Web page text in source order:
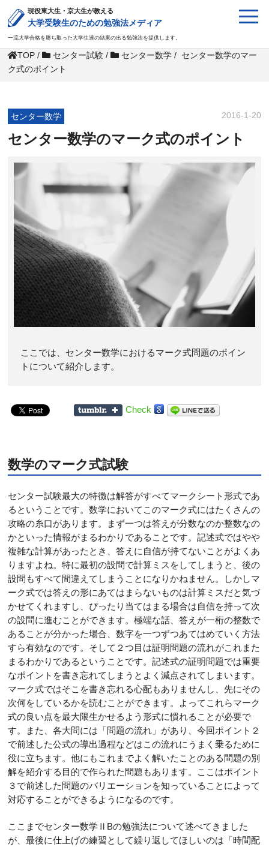
現役東大生・京大生が教える
大学受験生のための勉強法メディア
一流大学合格を勝ち取った大学生達の結果の出る勉強法を提供します。
TOP / センター試験 / センター数学 / センター数学のマー
ク式のポイント
センター数学 2016-1-20
センター数学のマーク式のポイント
ここでは、センター数学におけるマーク式問題のポイン
トについて紹介します。
Check
数学のマーク式試験
センター試験最大の特徴は解答がすべてマークシート形式であ
るということです。数学においてこのマーク式にはたくさんの
攻略の糸口があります。まず一つは答えが分数なのか整数なの
かといった情報がまるわかりであることです。記述式ではやや
複雑な計算があったとき、答えに自信が持てないことがよくあ
りますよね。特に最初の設問で計算ミスをしてしまうと、後の
設問もすべて間違えてしまうことになりかねません。しかしマ
ーク式では答えの形にあてはまらないものは計算ミスだと気づ
かせてくれますし、ぴったり当てはまる場合は自信を持って次
の設問に進むことができます。極端な話、答えが一桁の整数で
あることが分かった場合、数字を一つずつあてはめていく方法
すら有効なのです。そして２つ目は証明問題の流れがこれまた
まるわかりであるということです。記述式の証明問題では重要
なポイントを書き忘れてしまうとよく減点されてしまいます。
マーク式ではそこを書き忘れる心配もありませんし、先にその
次何をしているかを読むことができます。よってこれらマーク
式の良い点を最大限生かせるよう形式に慣れることが必要で
す。また、各大問には「問題の流れ」があり、今回ポイント２
で前述した公式の導出過程などはこの流れにうまく乗るために
役に立ちます。他にもこれまでよく解いたことのある問題の別
解を紹介する目的で作られた問題もあります。ここはポイント
３で前述した問題のバリエーションを知っていることによって
対応することができるようになるのです。
ここまでセンター数学ⅡBの勉強法について述べてきました
が、最後に仕上げの練習として繰り返してほしいのは「時間配